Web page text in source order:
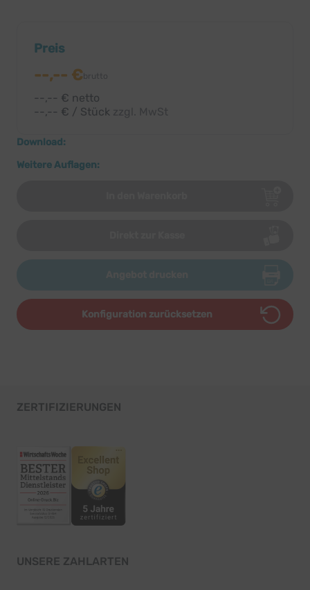
Preis
--,-- €
--,-- € netto
--,-- € / Stück
Download:
Weitere Auflagen:
Konfiguration zurücksetzen
ZERTIFIZIERUNGEN
UNSERE ZAHLARTEN